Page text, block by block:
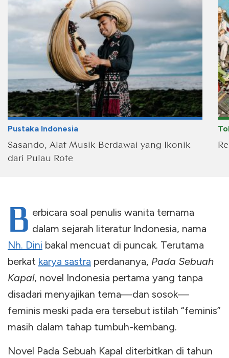
Pustaka Indonesia
Sasando, Alat Musik Berdawai yang Ikonik
dari Pulau Rote
B erbicara soal penulis wanita ternama
dalam sejarah literatur Indonesia, nama
Nh. Dini bakal mencuat di puncak. Terutama
berkat karya sastra perdananya, Pada Sebuah
Kapal, novel Indonesia pertama yang tanpa
disadari menyajikan tema—dan sosok—
feminis meski pada era tersebut istilah “feminis”
masih dalam tahap tumbuh-kembang.
Novel Pada Sebuah Kapal diterbitkan di tahun